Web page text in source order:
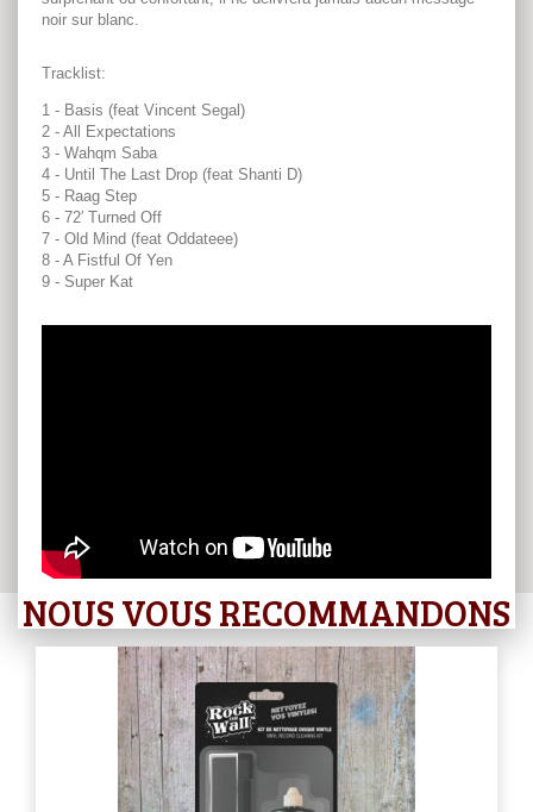
noir sur blanc.
Tracklist:
1 - Basis (feat Vincent Segal)
2 - All Expectations
3 - Wahqm Saba
4 - Until The Last Drop (feat Shanti D)
5 - Raag Step
6 - 72′ Turned Off
7 - Old Mind (feat Oddateee)
8 - A Fistful Of Yen
9 - Super Kat
NOUS VOUS RECOMMANDONS